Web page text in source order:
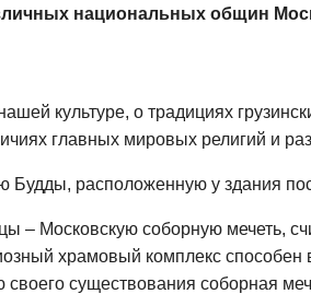
национальных общин
культуре, о традициях
главных мировых религий и
Будды, расположенную у здания
– Московскую соборную мечеть,
храмовый комплекс способен
существования соборная